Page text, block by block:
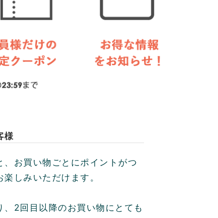
様
お買い物ごとにポイントがつ
しみいただけます。
2回目以降のお買い物にとても